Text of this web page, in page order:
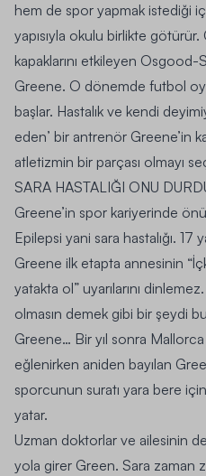
hem de spor yapmak istediği
yapısıyla okulu birlikte
kapaklarını etkileyen Osgood-
Greene. O dönemde futbol
başlar. Hastalık ve kendi
eden’ bir antrenör Greene’in
atletizmin bir parçası olmayı
SARA HASTALIĞI ONU
Greene’in spor kariyerinde
Epilepsi yani sara hastalığı.
Greene ilk etapta annesinin “
yatakta ol” uyarılarını
olmasın demek gibi bir şeydi
Greene… Bir yıl sonra Mallorca
eğlenirken aniden bayılan
sporcunun suratı yara bere
yatar.
Uzman doktorlar ve ailesinin
yola girer Green. Sara zaman